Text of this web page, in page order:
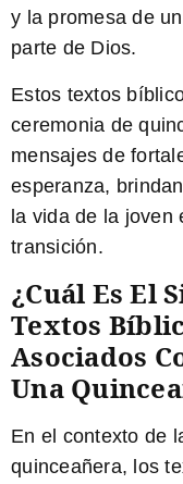
y la promesa de
parte de Dios.
Estos textos
ceremonia de
mensajes de
esperanza,
la vida de la joven
transición.
¿Cuál Es El
Textos
Asociados
Una
En el contexto de
quinceañera, los